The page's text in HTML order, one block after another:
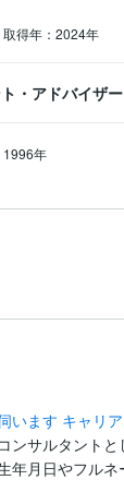
取得年：2024年
・アドバイザー
1996年
います キャリ
ンサルタント
年月日やフル